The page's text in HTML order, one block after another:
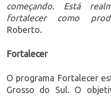
começando. Está
fortalecer como
Roberto.
Fortalecer
O programa Fortalecer
Grosso do Sul. O